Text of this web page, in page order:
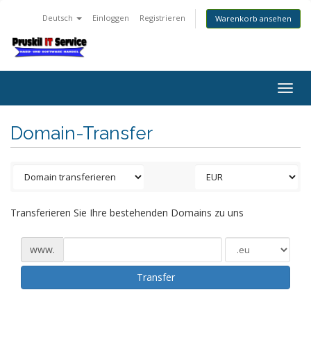
Deutsch Einloggen Registrieren Warenkorb ansehen
Domain-Transfer
Transferieren Sie Ihre bestehenden Domains zu uns
www.
Transfer